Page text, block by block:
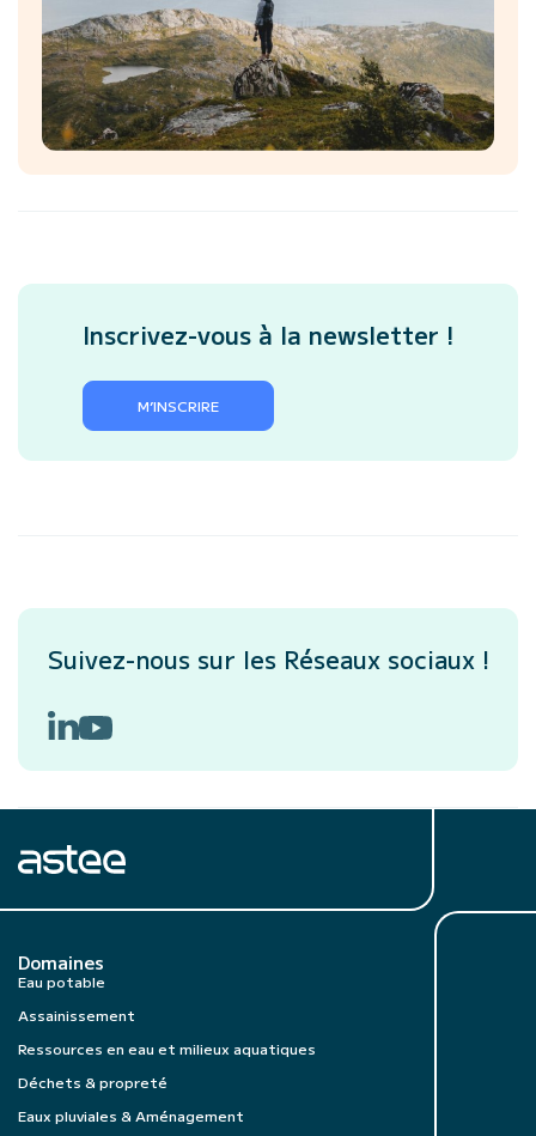
Inscrivez-vous à la newsletter !
M’INSCRIRE
Suivez-nous sur les Réseaux sociaux !
Domaines
Eau potable
Assainissement
Ressources en eau et milieux aquatiques
Déchets & propreté
Eaux pluviales & Aménagement